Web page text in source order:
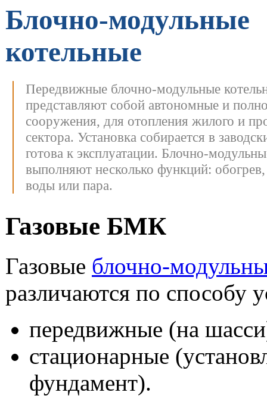
Блочно-модульные
котельные
Передвижные блочно-модульные
представляют собой автономные и
сооружения, для отопления жилого и
сектора. Установка собирается в
готова к эксплуатации. Блочно-
выполняют несколько функций: обогрев,
воды или пара.
Газовые БМК
Газовые блочно-
различаются по способу
передвижные (на
стационарные
фундамент).